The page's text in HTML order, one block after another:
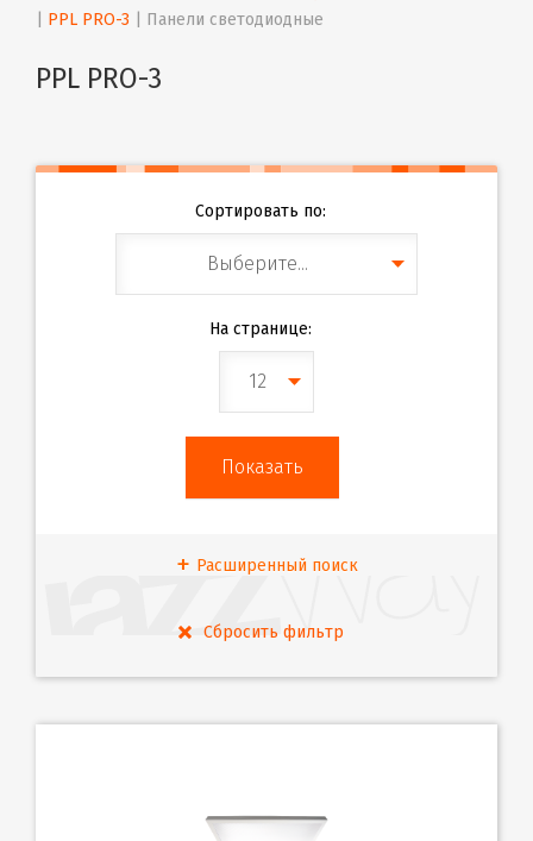
PPL PRO-3 Панели светодиодные
PPL PRO-3
Сортировать по:
Выберите...
На странице:
12
Расширенный поиск